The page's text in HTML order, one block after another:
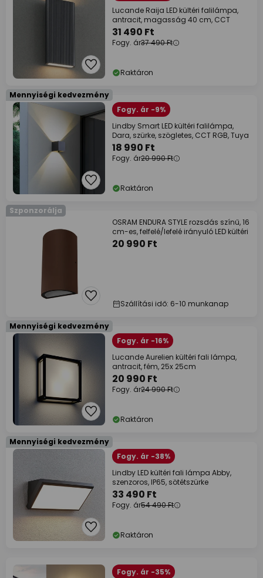
Lucande Raija LED kültéri falilámpa,
antracit, magasság 40 cm, CCT
31 490 Ft
Fogy. ár37 490 Ft
Raktáron
Mennyiségi kedvezmény
Fogy. ár -9%
Lindby Smart LED kültéri falilámpa,
Dara, szürke, szögletes, CCT RGB, Tuya
18 990 Ft
Fogy. ár20 990 Ft
Raktáron
Szponzorálja
OSRAM ENDURA STYLE rozsdás színű, 16
cm-es, felfelé/lefelé irányuló LED kültéri
20 990 Ft
Szállítási idő: 6-10 munkanap
Mennyiségi kedvezmény
Fogy. ár -16%
Lucande Aurelien kültéri fali lámpa,
antracit, fém, 25x 25cm
20 990 Ft
Fogy. ár24 990 Ft
Raktáron
Mennyiségi kedvezmény
Fogy. ár -38%
Lindby LED kültéri fali lámpa Abby,
szenzoros, IP65, sötétszürke
33 490 Ft
Fogy. ár54 490 Ft
Raktáron
Fogy. ár -35%